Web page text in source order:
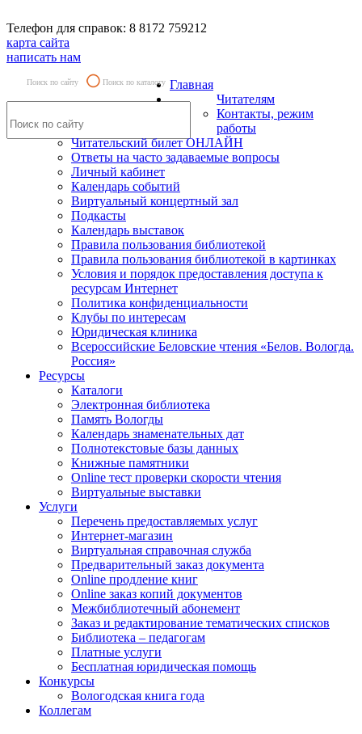
Телефон для справок: 8 8172 759212
карта сайта
написать нам
Поиск по сайту Поиск по каталогу Главная
Читателям
Контакты, режим
работы
Читательский билет ОНЛАЙН
Ответы на часто задаваемые вопросы
Личный кабинет
Календарь событий
Виртуальный концертный зал
Подкасты
Календарь выставок
Правила пользования библиотекой
Правила пользования библиотекой в картинках
Условия и порядок предоставления доступа к
ресурсам Интернет
Политика конфиденциальности
Клубы по интересам
Юридическая клиника
Всероссийские Беловские чтения «Белов. Вологда.
Россия»
Ресурсы
Каталоги
Электронная библиотека
Память Вологды
Календарь знаменательных дат
Полнотекстовые базы данных
Книжные памятники
Online тест проверки скорости чтения
Виртуальные выставки
Услуги
Перечень предоставляемых услуг
Интернет-магазин
Виртуальная справочная служба
Предварительный заказ документа
Online продление книг
Online заказ копий документов
Межбиблиотечный абонемент
Заказ и редактирование тематических списков
Библиотека – педагогам
Платные услуги
Бесплатная юридическая помощь
Конкурсы
Вологодская книга года
Коллегам